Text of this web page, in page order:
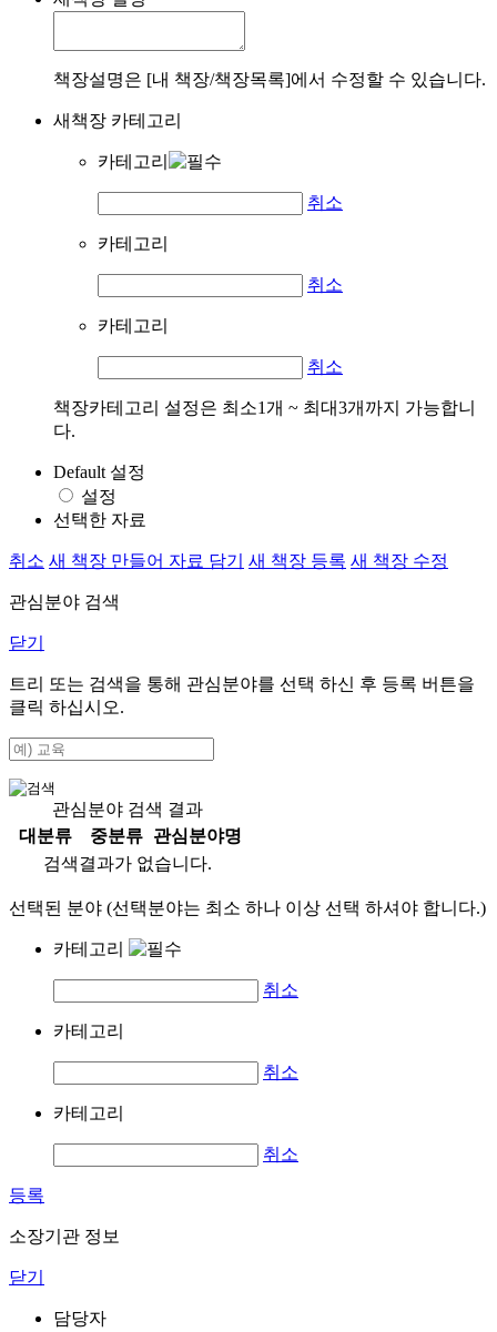
책장설명은 [내 책장/책장목록]에서 수정할 수 있습니다.
새책장 카테고리
카테고리
취소
카테고리
취소
카테고리
취소
책장카테고리 설정은 최소1개 ~ 최대3개까지 가능합니
다.
Default 설정
설정
선택한 자료
취소 새 책장 만들어 자료 담기 새 책장 등록 새 책장 수정
관심분야 검색
닫기
트리 또는 검색을 통해 관심분야를 선택 하신 후 등록 버튼을
클릭 하십시오.
관심분야 검색 결과
대분류
중분류
관심분야명
검색결과가 없습니다.
선택된 분야 (선택분야는 최소 하나 이상 선택 하셔야 합니다.)
카테고리
취소
카테고리
취소
카테고리
취소
등록
소장기관 정보
닫기
담당자